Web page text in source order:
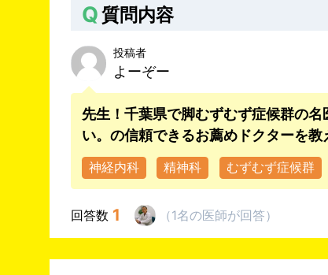
Q質問内容
投稿者
よーぞー
先生！千葉県で脚むずむず症候群の
い。の信頼できるお薦めドクターを教
神経内科 精神科 むずむず症候群
回答数 1 （1名の医師が回答）